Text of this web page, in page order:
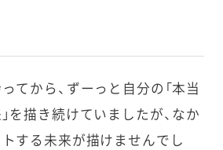
てから、ずーっと自分の「本当
を描き続けていましたが、なか
する未来が描けませんでし